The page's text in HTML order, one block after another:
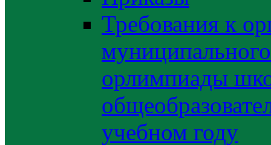
Требования к
орлимпиады
учебном году